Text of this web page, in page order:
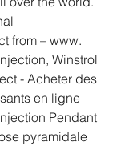
from – www.
Winstrol
- Acheter des
en ligne
Pendant
pyramidale